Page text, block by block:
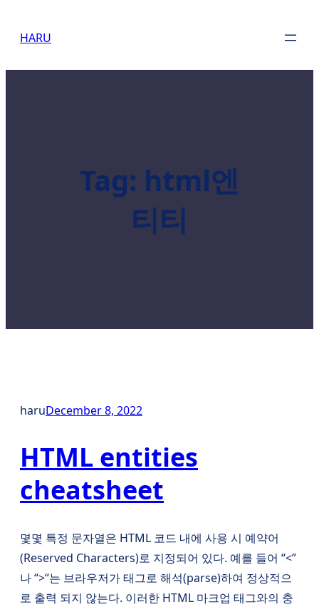
HARU
Tag: html엔
티티
haruDecember 8, 2022
HTML entities
cheatsheet
몇몇 특정 문자열은 HTML 코드 내에 사용 시 예약어
(Reserved Characters)로 지정되어 있다. 예를 들어 “<”
나 “>“는 브라우저가 태그로 해석(parse)하여 정상적으
로 출력 되지 않는다. 이러한 HTML 마크업 태그와의 충